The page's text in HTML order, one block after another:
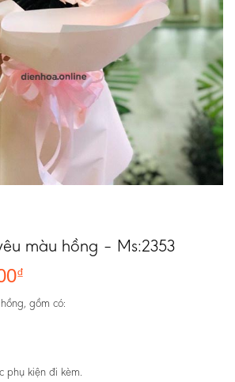
màu hồng – Ms:2353
₫
gồm có:
phụ kiện đi kèm.